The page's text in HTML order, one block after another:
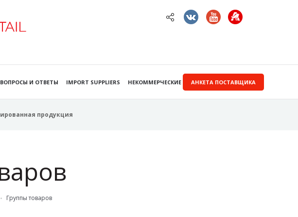
АНКЕТА ПОСТАВЩИКА
ВОПРОСЫ И ОТВЕТЫ IMPORT SUPPLIERS НЕКОММЕРЧЕСКИЕ ЗАКУПКИ
продукция
Группы товаров